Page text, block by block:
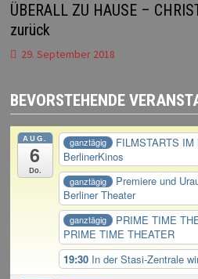
ÜBERALL ZU HAUSE –
zurück
29. September 2018
BEVORSTEHENDE
AUG.
6
Do.
ganztägig FILMSTARTS
BerlinerKinos
ganztägig Premiere und
Berliner Theater
ganztägig PRIME TIME
PRIME TIME THEATER
19:30 In der Stasi-Zentrale